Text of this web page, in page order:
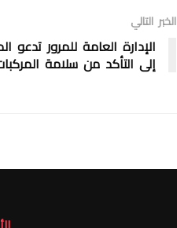
الخبر التالي
الإدارة العامة للمرور تدعو
إلى التأكد من سلامة